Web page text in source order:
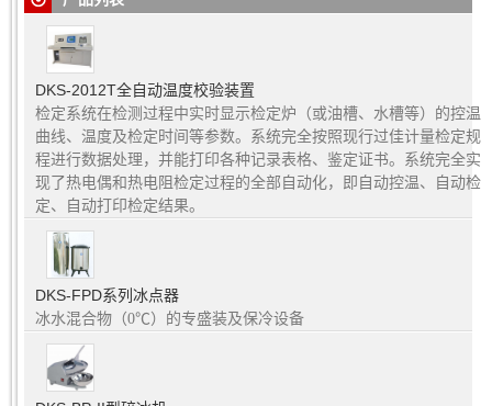
DKS-2012T全自动温度校验装置
检定系统在检测过程中实时显示检定炉（或油槽、水槽等）的控温
曲线、温度及检定时间等参数。系统完全按照现行过佳计量检定规
程进行数据处理，并能打印各种记录表格、鉴定证书。系统完全实
现了热电偶和热电阻检定过程的全部自动化，即自动控温、自动检
定、自动打印检定结果。
DKS-FPD系列冰点器
冰水混合物（0℃）的专盛装及保冷设备